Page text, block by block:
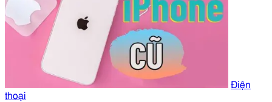
Điện
thoại